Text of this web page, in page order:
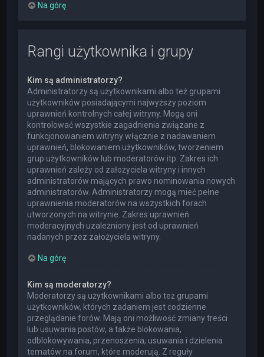
Na górę
Rangi użytkownika i grupy
Kim są administratorzy?
Administratorzy są użytkownikami albo też grupami
użytkowników posiadającymi najwyższy poziom
uprawnień kontrolnych całej witryny. Mogą oni
kontrolować wszystkie zagadnienia związane z
funkcjonowaniem witryny włącznie z nadawaniem
uprawnień, blokowaniem użytkowników, tworzeniem
grup użytkowników lub moderatorów itp. Zakres ich
uprawnień zależy od założyciela witryny i innych
administratorów mających prawo nominowania nowych
administratorów. Administratorzy mogą mieć pełne
uprawnienia moderatorów na wszystkich forach
utworzonych na witrynie. Zakres uprawnień
moderacyjnych uzależniony jest od uprawnień
nadanych przez założyciela witryny.
Na górę
Kim są moderatorzy?
Moderatorzy są użytkownikami albo też grupami
użytkowników, których zadaniem jest codzienne
przeglądanie forów. Mają oni możliwość zmiany treści
lub usuwania postów, a także blokowania,
odblokowywania, przenoszenia, usuwania i dzielenia
tematów na forum, które moderują. Z reguły